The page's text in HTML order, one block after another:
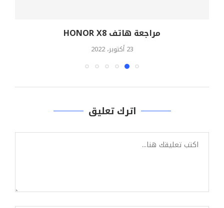
مراجعة هاتف HONOR X8
23 أكتوبر، 2022
اترك تعليق